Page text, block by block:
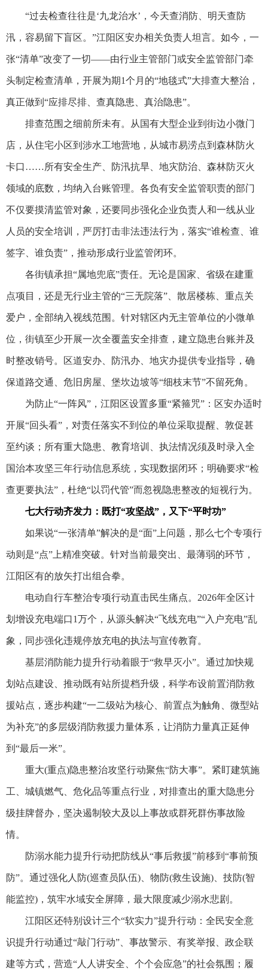
“过去检查往往是‘九龙治水’，今天查消防、明天查防
汛，容易留下盲区。”江阳区安办相关负责人坦言。如今，一
张“清单”改变了一切——由行业主管部门或安全监管部门牵
头制定检查清单，开展为期1个月的“地毯式”大排查大整治，
真正做到“应排尽排、查真隐患、真治隐患”。
排查范围之细前所未有。从国有大型企业到街边小微门
店，从住宅小区到涉水工地营地，从城市易涝点到森林防火
卡口……所有安全生产、防汛抗旱、地灾防治、森林防灭火
领域的底数，均纳入台账管理。各负有安全监管职责的部门
不仅要摸清监管对象，还要同步强化企业负责人和一线从业
人员的安全培训，严厉打击非法违法行为，落实“谁检查、谁
签字、谁负责”，推动形成行业监管闭环。
各街镇承担“属地兜底”责任。无论是国家、省级在建重
点项目，还是无行业主管的“三无院落”、散居楼栋、重点关
爱户，全部纳入视线范围。针对辖区内无主管单位的小微单
位，街镇至少开展一次全覆盖安全排查，建立隐患台账并及
时整改销号。区道安办、防汛办、地灾办提供专业指导，确
保道路交通、危旧房屋、堡坎边坡等“细枝末节”不留死角。
为防止“一阵风”，江阳区设置多重“紧箍咒”：区安办适时
开展“回头看”，对责任落实不到位的单位采取提醒、敦促甚
至约谈；所有重大隐患、教育培训、执法情况须及时录入全
国治本攻坚三年行动信息系统，实现数据闭环；明确要求“检
查更要执法”，杜绝“以罚代管”而忽视隐患整改的短视行为。
七大行动齐发力：既打“攻坚战”，又下“平时功”
如果说“一张清单”解决的是“面”上问题，那么七个专项行
动则是“点”上精准突破。针对当前最突出、最薄弱的环节，
江阳区有的放矢打出组合拳。
电动自行车整治专项行动直击民生痛点。2026年全区计
划增设充电端口1万个，从源头解决“飞线充电”“入户充电”乱
象，同步强化违规停放充电的执法与宣传教育。
基层消防能力提升行动着眼于“救早灭小”。通过加快规
划站点建设、推动既有站所提档升级，科学布设前置消防救
援站点，逐步构建“一二级站为核心、前置点为触角、微型站
为补充”的多层级消防救援力量体系，让消防力量真正延伸
到“最后一米”。
重大(重点)隐患整治攻坚行动聚焦“防大事”。紧盯建筑施
工、城镇燃气、危化品等重点行业，对排查出的重大隐患分
级挂牌督办，坚决遏制较大及以上事故或群死群伤事故险
情。
防溺水能力提升行动把防线从“事后救援”前移到“事前预
防”。通过强化人防(巡查员队伍)、物防(救生设施)、技防(智
能监控)，筑牢水域安全屏障，最大限度减少溺水悲剧。
江阳区还特别设计三个“软实力”提升行动：全民安全意
识提升行动通过“敲门行动”、事故警示、有奖举报、政企联
建等方式，营造“人人讲安全、个个会应急”的社会氛围；履